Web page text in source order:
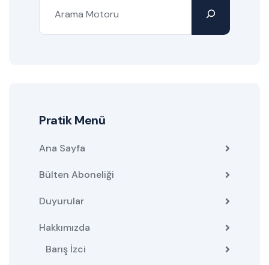
Pratik Menü
Ana Sayfa
Bülten Aboneliği
Duyurular
Hakkımızda
Barış İzci